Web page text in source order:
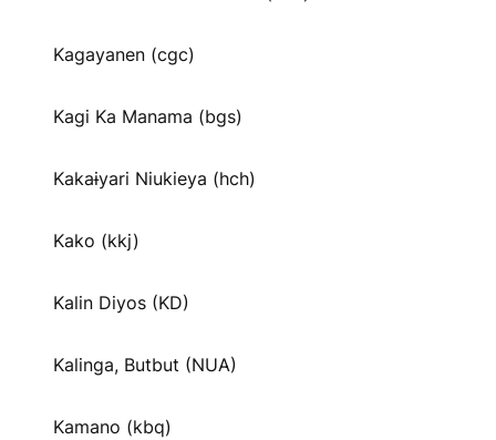
Kagayanen (cgc)
Kagi Ka Manama (bgs)
Kakaɨyari Niukieya (hch)
Kako (kkj)
Kalin Diyos (KD)
Kalinga, Butbut (NUA)
Kamano (kbq)